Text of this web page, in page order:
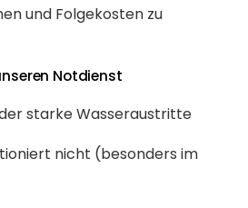
und Folgekosten zu
Notdienst
starke Wasseraustritte
nicht (besonders im